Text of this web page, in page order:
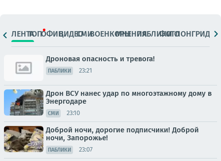
ЛЕНТАТОПОФИЦ.ВИДЕОСМИВОЕНКОРЫМНЕНИЯПАБЛИКИ
ФОТОЛОНГРИДЫ
Дроновая опасность и тревога!
ПАБЛИКИ 23:21
Дрон ВСУ нанес удар по многоэтажному дому в
Энергодаре
СМИ 23:10
Доброй ночи, дорогие подписчики! Доброй
ночи, Запорожье!
ПАБЛИКИ 23:07